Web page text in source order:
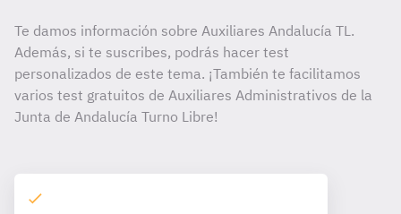
Te damos información sobre Auxiliares Andalucía TL.
Además, si te suscribes, podrás hacer test
personalizados de este tema. ¡También te facilitamos
varios test gratuitos de Auxiliares Administrativos de la
Junta de Andalucía Turno Libre!